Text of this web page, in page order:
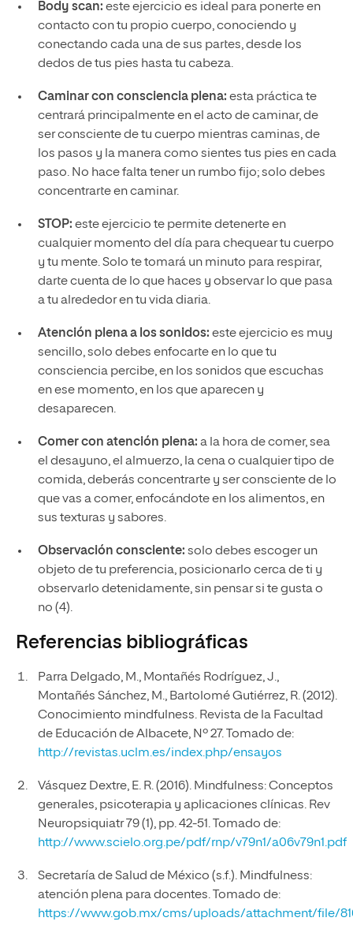
Body scan: este ejercicio es ideal para ponerte en
contacto con tu propio cuerpo, conociendo y
conectando cada una de sus partes, desde los
dedos de tus pies hasta tu cabeza.
Caminar con consciencia plena: esta práctica te
centrará principalmente en el acto de caminar, de
ser consciente de tu cuerpo mientras caminas, de
los pasos y la manera como sientes tus pies en cada
paso. No hace falta tener un rumbo fijo; solo debes
concentrarte en caminar.
STOP: este ejercicio te permite detenerte en
cualquier momento del día para chequear tu cuerpo
y tu mente. Solo te tomará un minuto para respirar,
darte cuenta de lo que haces y observar lo que pasa
a tu alrededor en tu vida diaria.
Atención plena a los sonidos: este ejercicio es muy
sencillo, solo debes enfocarte en lo que tu
consciencia percibe, en los sonidos que escuchas
en ese momento, en los que aparecen y
desaparecen.
Comer con atención plena: a la hora de comer, sea
el desayuno, el almuerzo, la cena o cualquier tipo de
comida, deberás concentrarte y ser consciente de lo
que vas a comer, enfocándote en los alimentos, en
sus texturas y sabores.
Observación consciente: solo debes escoger un
objeto de tu preferencia, posicionarlo cerca de ti y
observarlo detenidamente, sin pensar si te gusta o
no (4).
Referencias bibliográficas
Parra Delgado, M., Montañés Rodríguez, J.,
Montañés Sánchez, M., Bartolomé Gutiérrez, R. (2012).
Conocimiento mindfulness. Revista de la Facultad
de Educación de Albacete, Nº 27. Tomado de:
http://revistas.uclm.es/index.php/ensayos
Vásquez Dextre, E. R. (2016). Mindfulness: Conceptos
generales, psicoterapia y aplicaciones clínicas. Rev
Neuropsiquiatr 79 (1), pp. 42-51. Tomado de:
http://www.scielo.org.pe/pdf/rnp/v79n1/a06v79n1.pdf
Secretaría de Salud de México (s.f.). Mindfulness:
atención plena para docentes. Tomado de:
https://www.gob.mx/cms/uploads/attachment/file/